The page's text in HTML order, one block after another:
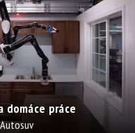
domáce práce